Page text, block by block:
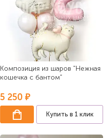
Композиция из шаров "Нежная
кошечка с бантом"
5 250 ₽
Купить в 1 клик